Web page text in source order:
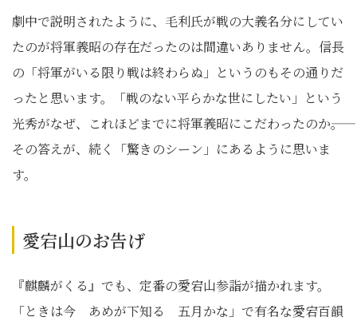
劇中で説明されたように、毛利氏が戦の大義名分にしてい
たのが将軍義昭の存在だったのは間違いありません。信長
の「将軍がいる限り戦は終わらぬ」というのもその通りだ
ったと思います。「戦のない平らかな世にしたい」という
光秀がなぜ、これほどまでに将軍義昭にこだわったのか――。
その答えが、続く「驚きのシーン」にあるように思いま
す。
愛宕山のお告げ
『麒麟がくる』でも、定番の愛宕山参詣が描かれます。
「ときは今 あめが下知る 五月かな」で有名な愛宕百韻